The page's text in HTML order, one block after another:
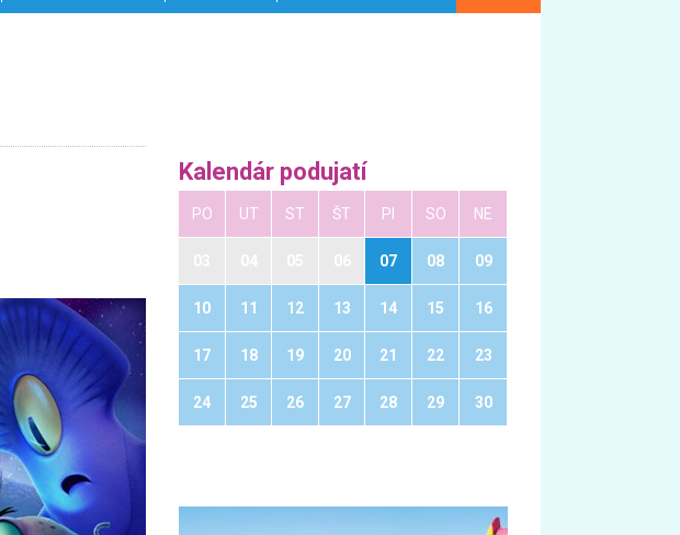
Kalendár podujatí
PO UT ST ŠT PI SO NE
07 08 09
10 11 12 13 14 15 16
17 18 19 20 21 22 23
24 25 26 27 28 29 30